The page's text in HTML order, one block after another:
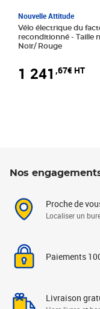
Nouvelle Attitude
Vélo électrique du
reconditionné - Taille normale -
Noir/ Rouge
1 241 ,67€ HT
Nos
Proche de
Localiser un
Paiements
Livraison